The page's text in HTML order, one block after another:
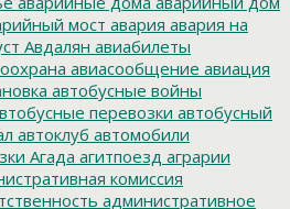
мост авария авария на
Авдалян авиабилеты
авиасообщение авиация
автобусные войны
перевозки автобусный
автоклуб автомобили
Агада агитпоезд аграрии
комиссия
административное